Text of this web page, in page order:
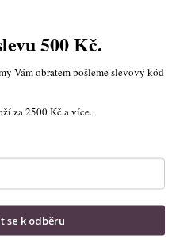
500 Kč.
Vám obratem pošleme slevový kód
za 2500 Kč a více.
se k odběru